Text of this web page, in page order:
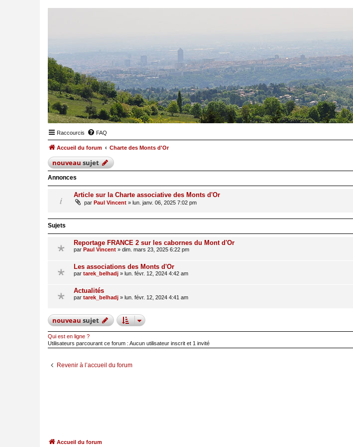
Raccourcis FAQ
Accueil du forum Charte des Monts d'Or
nouveausujet
Annonces
Article sur la Charte associative des Monts d'Or
par Paul Vincent » lun. janv. 06, 2025 7:02 pm
Sujets
Reportage FRANCE 2 sur les cabornes du Mont d'Or
par Paul Vincent » dim. mars 23, 2025 6:22 pm
Les associations des Monts d'Or
par tarek_belhadj » lun. févr. 12, 2024 4:42 am
Actualités
par tarek_belhadj » lun. févr. 12, 2024 4:41 am
nouveausujet
Qui est en ligne ?
Utilisateurs parcourant ce forum : Aucun utilisateur inscrit et 1 invité
Revenir à l’accueil du forum
Accueil du forum